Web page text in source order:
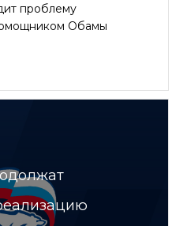
проблему
Обамы